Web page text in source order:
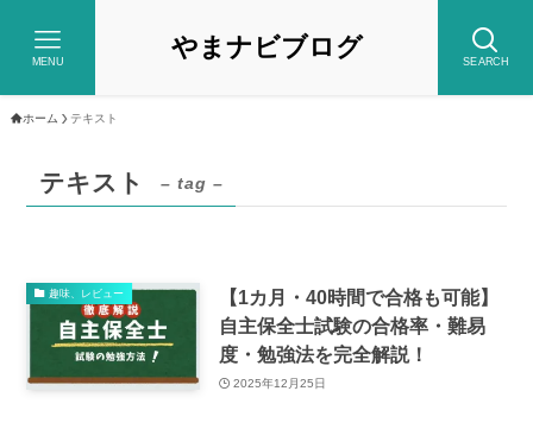
やまナビブログ SEARCH
MENU
ホーム テキスト
テキスト – tag –
趣味、レビュー
【1カ月・40時間で合格も可能】
自主保全士試験の合格率・難易
度・勉強法を完全解説！
2025年12月25日